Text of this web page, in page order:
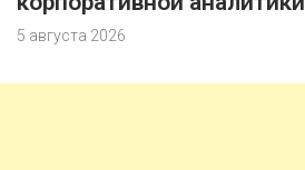
5 августа 2026